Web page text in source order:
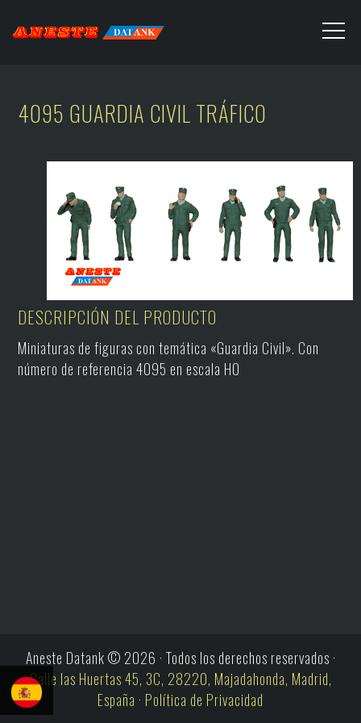
4095 GUARDIA CIVIL TRÁFICO
DESCRIPCIÓN DEL PRODUCTO
Miniaturas de figuras con temática «Guardia Civil». Con
número de referencia 4095 en escala H0
Aneste Datank © 2026 · Todos los derechos reservados ·
Calle las Huertas 45, 3C, 28220, Majadahonda, Madrid,
España · Política de Privacidad